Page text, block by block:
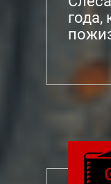
года,